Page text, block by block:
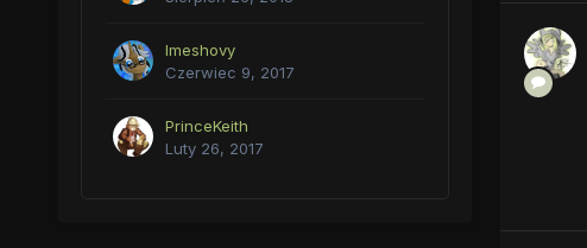
Imeshovy
Czerwiec 9, 2017
PrinceKeith
Luty 26, 2017